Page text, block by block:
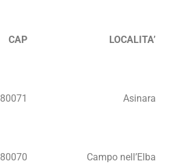
CAP LOCALITA’
80071 Asinara
80070 Campo nell’Elba